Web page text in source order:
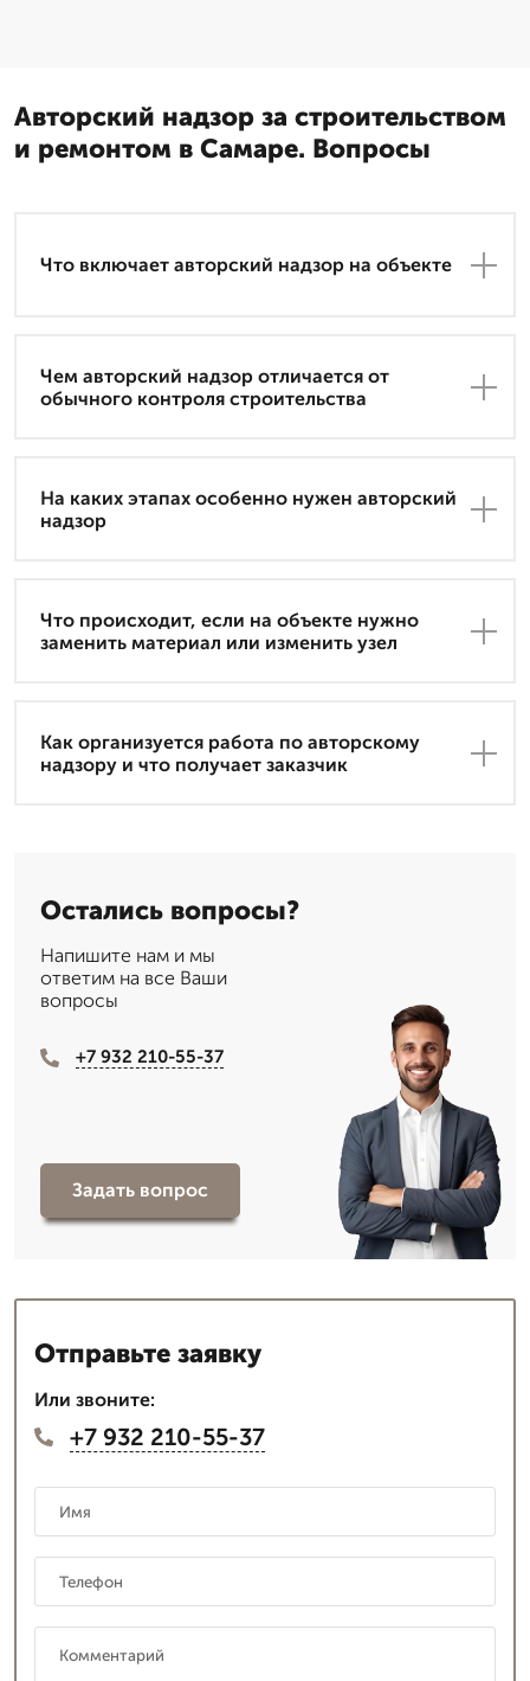
Авторский надзор за строительством
и ремонтом в Самаре. Вопросы
Что включает авторский надзор на объекте
Чем авторский надзор отличается от
обычного контроля строительства
На каких этапах особенно нужен авторский
надзор
Что происходит, если на объекте нужно
заменить материал или изменить узел
Как организуется работа по авторскому
надзору и что получает заказчик
Остались вопросы?
Напишите нам и мы
ответим на все Ваши
вопросы
+7 932 210-55-37
Задать вопрос
Отправьте заявку
Или звоните:
+7 932 210-55-37